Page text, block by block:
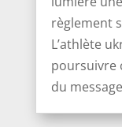
règlement
L’athlète
poursuivre
du